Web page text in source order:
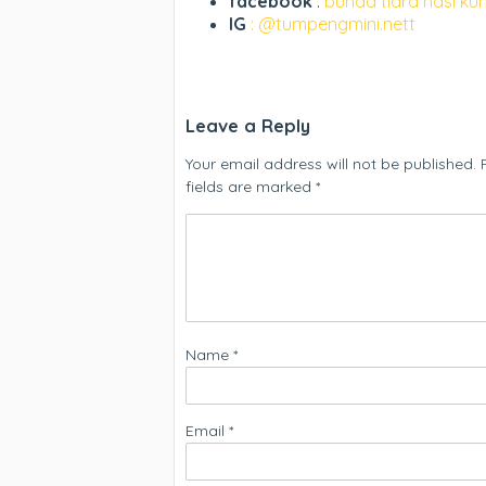
IG : @tumpengmini.nett
Leave a Reply
Your email address will not be published.
fields are marked *
Name *
Email *